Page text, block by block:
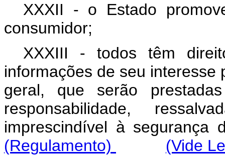
XXXII - o Estado
consumidor;
XXXIII - todos têm
informações de seu interesse
geral, que serão
responsabilidade,
imprescindível à
(Regulamento)
(Vide